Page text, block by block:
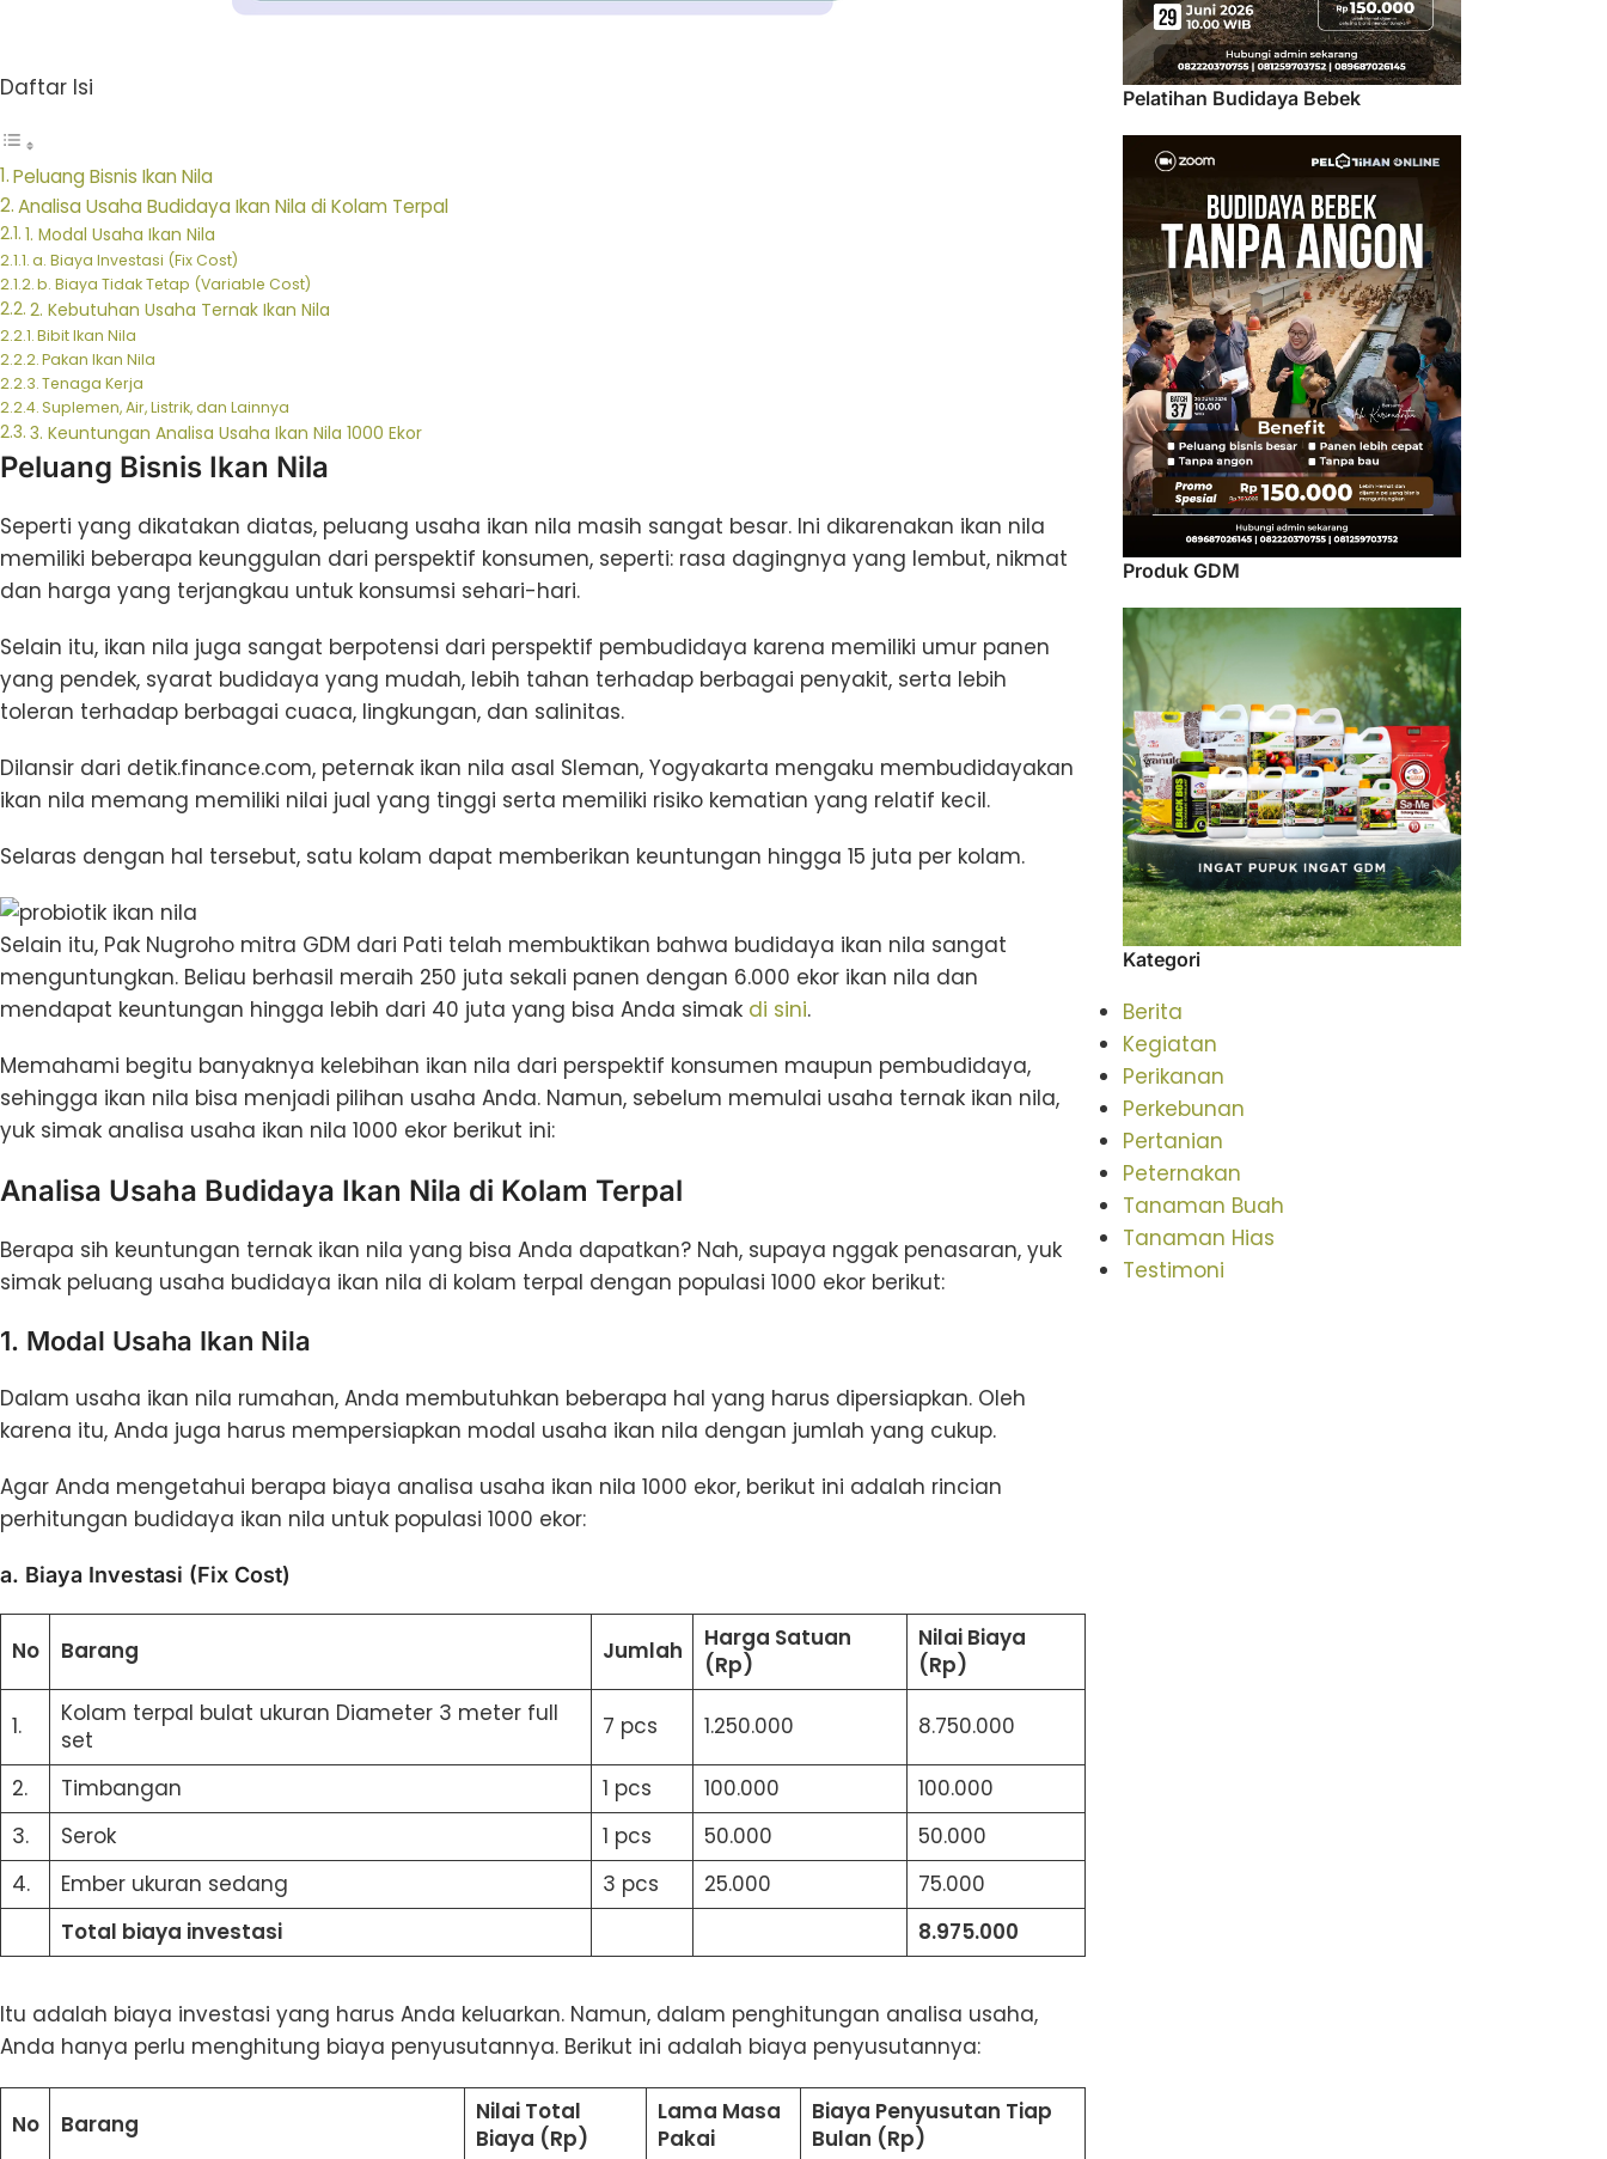
Daftar Isi
Peluang Bisnis Ikan Nila
Analisa Usaha Budidaya Ikan Nila di Kolam Terpal
1. Modal Usaha Ikan Nila
a. Biaya Investasi (Fix Cost)
b. Biaya Tidak Tetap (Variable Cost)
2. Kebutuhan Usaha Ternak Ikan Nila
Bibit Ikan Nila
Pakan Ikan Nila
Tenaga Kerja
Suplemen, Air, Listrik, dan Lainnya
3. Keuntungan Analisa Usaha Ikan Nila 1000 Ekor
Peluang Bisnis Ikan Nila
Seperti yang dikatakan diatas, peluang usaha ikan nila masih sangat besar. Ini dikarenakan ikan nila
memiliki beberapa keunggulan dari perspektif konsumen, seperti: rasa dagingnya yang lembut, nikmat
dan harga yang terjangkau untuk konsumsi sehari-hari.
Selain itu, ikan nila juga sangat berpotensi dari perspektif pembudidaya karena memiliki umur panen
yang pendek, syarat budidaya yang mudah, lebih tahan terhadap berbagai penyakit, serta lebih
toleran terhadap berbagai cuaca, lingkungan, dan salinitas.
Dilansir dari detik.finance.com, peternak ikan nila asal Sleman, Yogyakarta mengaku membudidayakan
ikan nila memang memiliki nilai jual yang tinggi serta memiliki risiko kematian yang relatif kecil.
Selaras dengan hal tersebut, satu kolam dapat memberikan keuntungan hingga 15 juta per kolam.
Selain itu, Pak Nugroho mitra GDM dari Pati telah membuktikan bahwa budidaya ikan nila sangat
menguntungkan. Beliau berhasil meraih 250 juta sekali panen dengan 6.000 ekor ikan nila dan
mendapat keuntungan hingga lebih dari 40 juta yang bisa Anda simak di sini.
Memahami begitu banyaknya kelebihan ikan nila dari perspektif konsumen maupun pembudidaya,
sehingga ikan nila bisa menjadi pilihan usaha Anda. Namun, sebelum memulai usaha ternak ikan nila,
yuk simak analisa usaha ikan nila 1000 ekor berikut ini:
Analisa Usaha Budidaya Ikan Nila di Kolam Terpal
Berapa sih keuntungan ternak ikan nila yang bisa Anda dapatkan? Nah, supaya nggak penasaran, yuk
simak peluang usaha budidaya ikan nila di kolam terpal dengan populasi 1000 ekor berikut:
1. Modal Usaha Ikan Nila
Dalam usaha ikan nila rumahan, Anda membutuhkan beberapa hal yang harus dipersiapkan. Oleh
karena itu, Anda juga harus mempersiapkan modal usaha ikan nila dengan jumlah yang cukup.
Agar Anda mengetahui berapa biaya analisa usaha ikan nila 1000 ekor, berikut ini adalah rincian
perhitungan budidaya ikan nila untuk populasi 1000 ekor:
a. Biaya Investasi (Fix Cost)
No Barang Jumlah
Harga Satuan
(Rp)
Nilai Biaya
(Rp)
1.
Kolam terpal bulat ukuran Diameter 3 meter full
set
7 pcs 1.250.000 8.750.000
2. Timbangan 1 pcs 100.000
100.000
3.
Serok 1 pcs 50.000
50.000
4.
Ember ukuran sedang 3 pcs 25.000
75.000
Total biaya investasi
8.975.000
Itu adalah biaya investasi yang harus Anda keluarkan. Namun, dalam penghitungan analisa usaha,
Anda hanya perlu menghitung biaya penyusutannya. Berikut ini adalah biaya penyusutannya:
No Barang
Nilai Total
Biaya (Rp)
Lama Masa
Pakai
Biaya Penyusutan Tiap
Bulan (Rp)
Pelatihan Budidaya Bebek
Produk GDM
Kategori
Berita
Kegiatan
Perikanan
Perkebunan
Pertanian
Peternakan
Tanaman Buah
Tanaman Hias
Testimoni